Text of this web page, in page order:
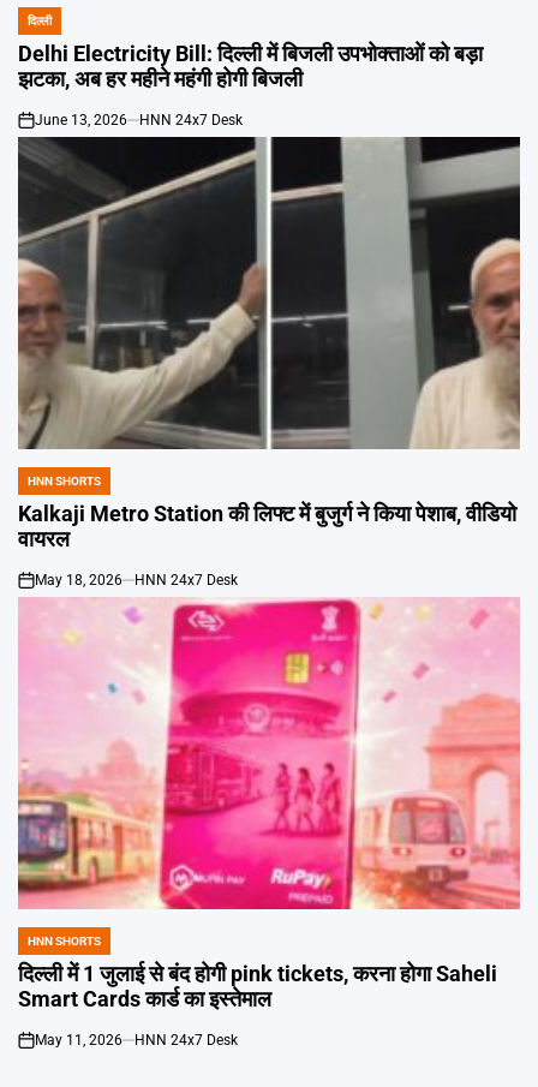
POSTED
IN
दिल्ली
Delhi Electricity Bill: दिल्ली में बिजली उपभोक्ताओं को बड़ा
झटका, अब हर महीने महंगी होगी बिजली
on
June 13, 2026 HNN 24x7 Desk
POSTED
IN
HNN SHORTS
Kalkaji Metro Station की लिफ्ट में बुजुर्ग ने किया पेशाब, वीडियो
वायरल
on
May 18, 2026 HNN 24x7 Desk
POSTED
IN
HNN SHORTS
दिल्ली में 1 जुलाई से बंद होगी pink tickets, करना होगा Saheli
Smart Cards कार्ड का इस्तेमाल
on
May 11, 2026 HNN 24x7 Desk